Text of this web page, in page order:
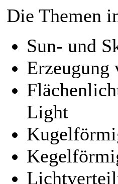
Die Themen
Sun- und
Light